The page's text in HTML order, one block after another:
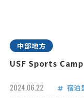
中部地方
USF Sports
2024.06.22 宿泊